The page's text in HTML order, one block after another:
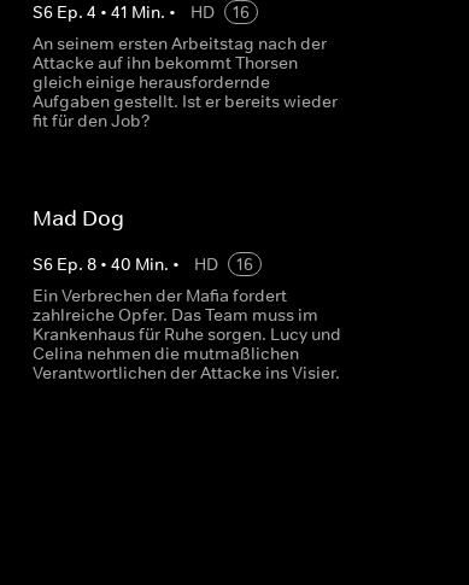
S6 Ep. 4 • 41 Min. • HD
16
An seinem ersten Arbeitstag nach der
Attacke auf ihn bekommt Thorsen
gleich einige herausfordernde
Aufgaben gestellt. Ist er bereits wieder
fit für den Job?
Mad Dog
S6 Ep. 8• 40 Min. • HD
16
Ein Verbrechen der Mafia fordert
zahlreiche Opfer. Das Team muss im
Krankenhaus für Ruhe sorgen. Lucy und
Celina nehmen die mutmaßlichen
Verantwortlichen der Attacke ins Visier.